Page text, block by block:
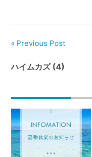
密
BEST
Previous Post
ハイムカズ (4)